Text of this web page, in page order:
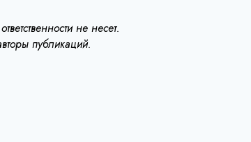
не несет.
публикаций.